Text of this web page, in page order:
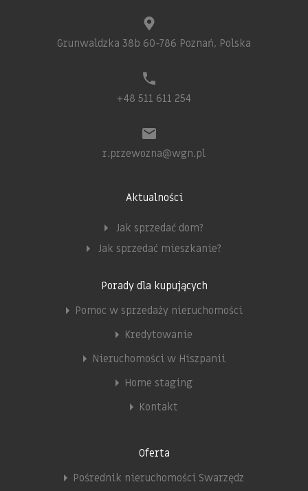
Grunwaldzka 38b 60-786 Poznań, Polska
+48 511 611 254
r.przewozna@wgn.pl
Aktualności
Jak sprzedać dom?
Jak sprzedać mieszkanie?
Porady dla kupujących
Pomoc w sprzedaży nieruchomości
Kredytowanie
Nieruchomości w Hiszpanii
Home staging
Kontakt
Oferta
Pośrednik nieruchomości Swarzędz